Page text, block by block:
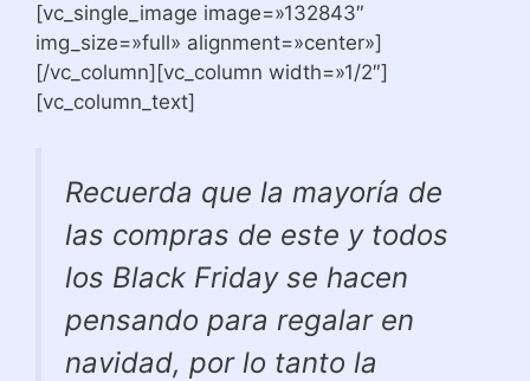
[vc_single_image image=»132843″
img_size=»full» alignment=»center»]
[/vc_column][vc_column width=»1/2″]
[vc_column_text]
Recuerda que la mayoría de
las compras de este y todos
los Black Friday se hacen
pensando para regalar en
navidad, por lo tanto la